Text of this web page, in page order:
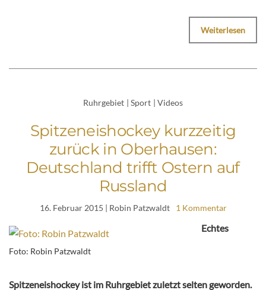
Weiterlesen
Ruhrgebiet Sport Videos
Spitzeneishockey kurzzeitig
zurück in Oberhausen:
Deutschland trifft Ostern auf
Russland
16. Februar 2015 | Robin Patzwaldt 1 Kommentar
Foto: Robin Patzwaldt
Echtes
Spitzeneishockey ist im Ruhrgebiet zuletzt selten geworden.